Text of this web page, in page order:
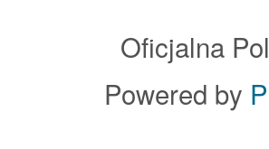
Oficjalna
Powered by